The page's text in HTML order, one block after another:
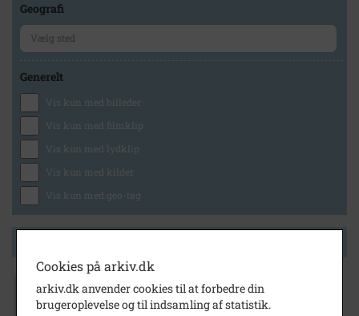
Geografi
Generelt
Vis kun med billeder
Vis kun med filmklip
Vis kun med lydklip
Vis kun med kilder
Vis kun med geo-tag
- 1969
Lærere på Baptisternes Skoler i
Gymnastiksalen. Fra v.: Gunnar Holm Erik
Cookies på arkiv.dk
arkiv.dk anvender cookies til at forbedre din
brugeroplevelse og til indsamling af statistik.